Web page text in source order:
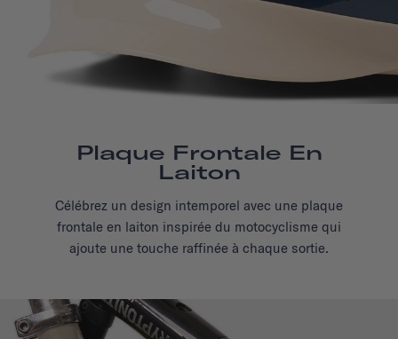
Plaque Frontale En
Laiton
Célébrez un design intemporel avec une plaque
frontale en laiton inspirée du motocyclisme qui
ajoute une touche raffinée à chaque sortie.